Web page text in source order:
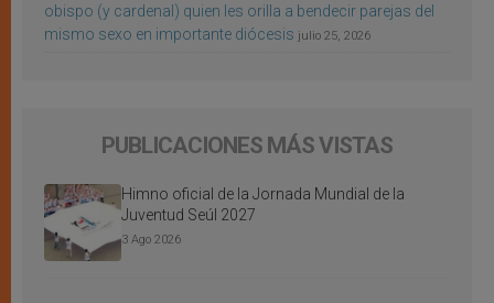
obispo (y cardenal) quien les orilla a bendecir parejas del
mismo sexo en importante diócesis julio 25, 2026
PUBLICACIONES MÁS VISTAS
Himno oficial de la Jornada Mundial de la
Juventud Seúl 2027
3 Ago 2026